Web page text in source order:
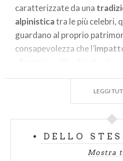
caratterizzate da una
alpinisticatra le più celebri,
guardano al proprio
consapevolezza che l’
offrire nuove forme di
Il progetto B-ICE&Heritage
l’attrattività nel settore del
, a costruire un
LEGGI
DELLO
Mostra